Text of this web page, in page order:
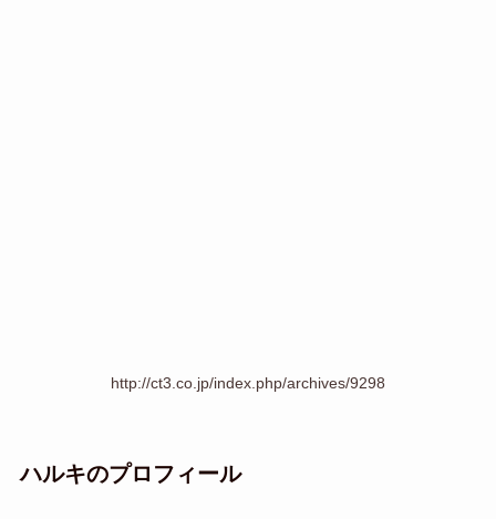
http://ct3.co.jp/index.php/archives/9298
ハルキのプロフィール